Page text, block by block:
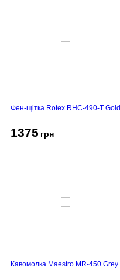
Фен-щітка Rotex RHC-490-T Gold
1375 грн
Кавомолка Maestro MR-450 Grey